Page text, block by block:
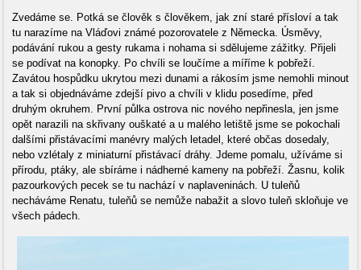
Zvedáme se. Potká se člověk s člověkem, jak zní staré přísloví a tak
tu narazíme na Vláďovi známé pozorovatele z Německa. Úsměvy,
podávání rukou a gesty rukama i nohama si sdělujeme zážitky. Přijeli
se podívat na konopky. Po chvíli se loučíme a míříme k pobřeží.
Zavátou hospůdku ukrytou mezi dunami a rákosím jsme nemohli minout
a tak si objednáváme zdejší pivo a chvíli v klidu posedíme, před
druhým okruhem. První půlka ostrova nic nového nepřinesla, jen jsme
opět narazili na skřivany ouškaté a u malého letiště jsme se pokochali
dalšími přistávacími manévry malých letadel, které občas dosedaly,
nebo vzlétaly z miniaturní přistávací dráhy. Jdeme pomalu, užíváme si
přírodu, ptáky, ale sbíráme i nádherné kameny na pobřeží. Žasnu, kolik
pazourkových pecek se tu nachází v naplaveninách. U tuleňů
necháváme Renatu, tuleňů se nemůže nabažit a slovo tuleň skloňuje ve
všech pádech.